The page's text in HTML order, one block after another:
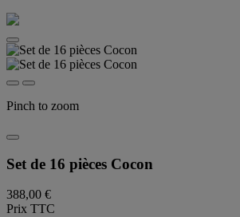
Pinch to zoom
Set de 16 pièces Cocon
388,00 €
Prix TTC